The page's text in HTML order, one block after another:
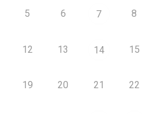
5 6 7 8
12 13 14 15
19 20 21 22